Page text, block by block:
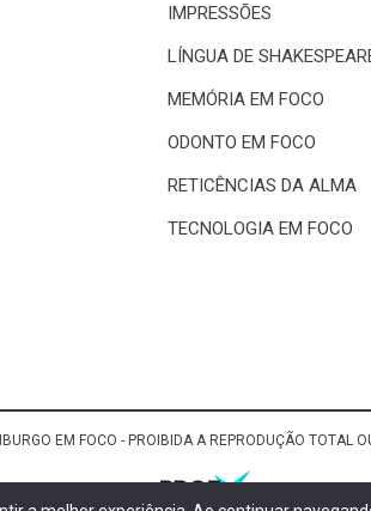
IMPRESSÕES
LÍNGUA DE
MEMÓRIA EM FOCO
ODONTO EM FOCO
RETICÊNCIAS DA ALMA
TECNOLOGIA EM FOCO
EM FOCO - PROIBIDA A REPRODUÇÃO TOTAL